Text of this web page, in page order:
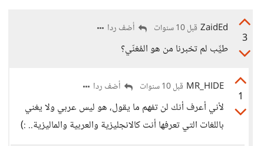
3
ZaidEd قبل 10 سنوات أضف ردا
طيِّب لم تخبرنا من هو المُغنّي؟
1
MR_HIDE قبل 10 سنوات أضف ردا
لأني أعرف أنك لن تفهم ما يقول، هو ليس عربي ولا يغني
باللغات التي تعرفها أنت كالانجليزية والعربية والماليزية.. :)